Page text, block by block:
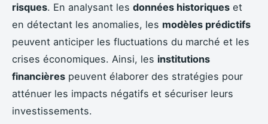
risques. En analysant les données historiques et
en détectant les anomalies, les modèles prédictifs
peuvent anticiper les fluctuations du marché et les
crises économiques. Ainsi, les institutions
financières peuvent élaborer des stratégies pour
atténuer les impacts négatifs et sécuriser leurs
investissements.